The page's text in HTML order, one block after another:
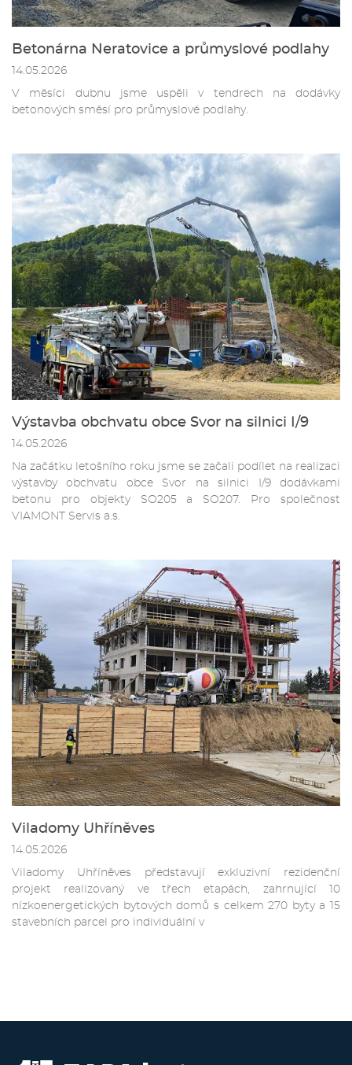
Betonárna Neratovice a průmyslové podlahy
14.05.2026
V měsíci dubnu jsme uspěli v tendrech na dodávky
betonových směsí pro průmyslové podlahy.
Výstavba obchvatu obce Svor na silnici I/9
14.05.2026
Na začátku letošního roku jsme se začali podílet na realizaci
výstavby obchvatu obce Svor na silnici I/9 dodávkami
betonu pro objekty SO205 a SO207. Pro společnost
VIAMONT Servis a.s.
Viladomy Uhříněves
14.05.2026
Viladomy Uhříněves představují exkluzivní rezidenční
projekt realizovaný ve třech etapách, zahrnující 10
nízkoenergetických bytových domů s celkem 270 byty a 15
stavebních parcel pro individuální v